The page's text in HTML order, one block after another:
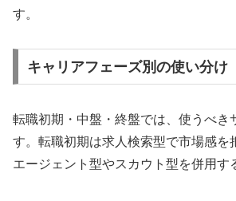
す。
キャリアフェーズ別の使い分け
転職初期・中盤・終盤では、使うべき
す。転職初期は求人検索型で市場感を
エージェント型やスカウト型を併用す